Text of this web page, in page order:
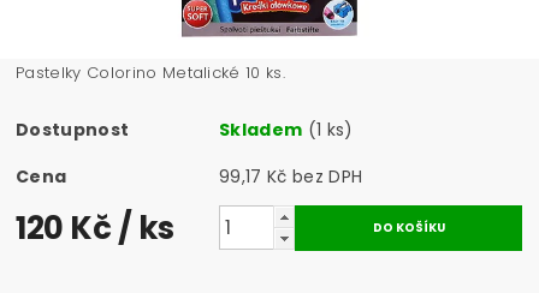
Pastelky Colorino Metalické 10 ks.
Dostupnost Skladem (1 ks)
Cena
99,17 Kč bez DPH
120 Kč/ ks